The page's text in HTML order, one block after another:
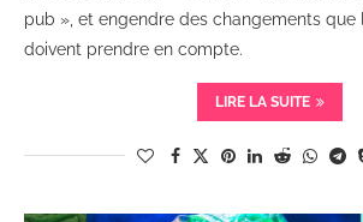
pub », et engendre des changements que
doivent prendre en compte.
LIRE LA SUITE